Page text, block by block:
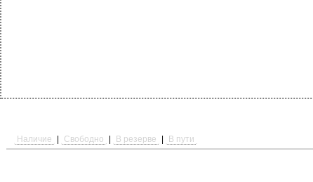
Наличие Свободно В резерве В пути